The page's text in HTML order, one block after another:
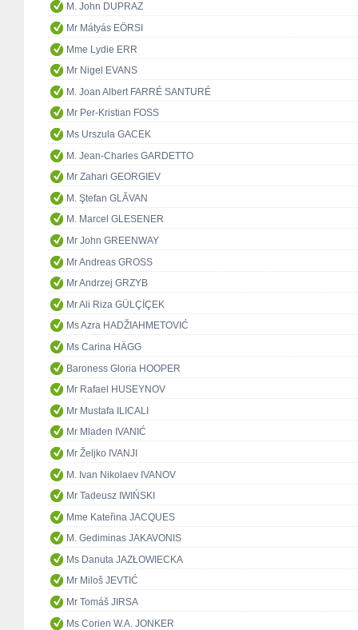
M. John DUPRAZ
Mr Mátyás EÖRSI
Mme Lydie ERR
Mr Nigel EVANS
M. Joan Albert FARRÉ SANTURÉ
Mr Per-Kristian FOSS
Ms Urszula GACEK
M. Jean-Charles GARDETTO
Mr Zahari GEORGIEV
M. Ştefan GLĂVAN
M. Marcel GLESENER
Mr John GREENWAY
Mr Andreas GROSS
Mr Andrzej GRZYB
Mr Ali Riza GÜLÇİÇEK
Ms Azra HADŽIAHMETOVIĆ
Ms Carina HÄGG
Baroness Gloria HOOPER
Mr Rafael HUSEYNOV
Mr Mustafa ILICALI
Mr Mladen IVANIĆ
Mr Željko IVANJI
M. Ivan Nikolaev IVANOV
Mr Tadeusz IWIŃSKI
Mme Kateřina JACQUES
M. Gediminas JAKAVONIS
Ms Danuta JAZŁOWIECKA
Mr Miloš JEVTIĆ
Mr Tomáš JIRSA
Ms Corien W.A. JONKER